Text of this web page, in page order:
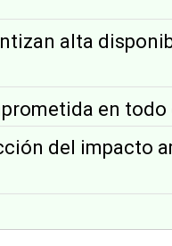
alta
en
del impacto